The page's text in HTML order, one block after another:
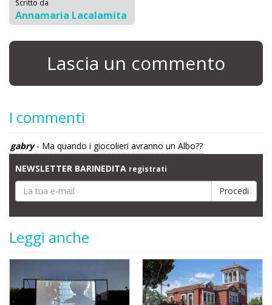
Scritto da
Annamaria Lacalamita
Lascia un commento
I commenti
gabry- Ma quando i giocolieri avranno un Albo??
NEWSLETTER BARINEDITA registrati
Leggi anche